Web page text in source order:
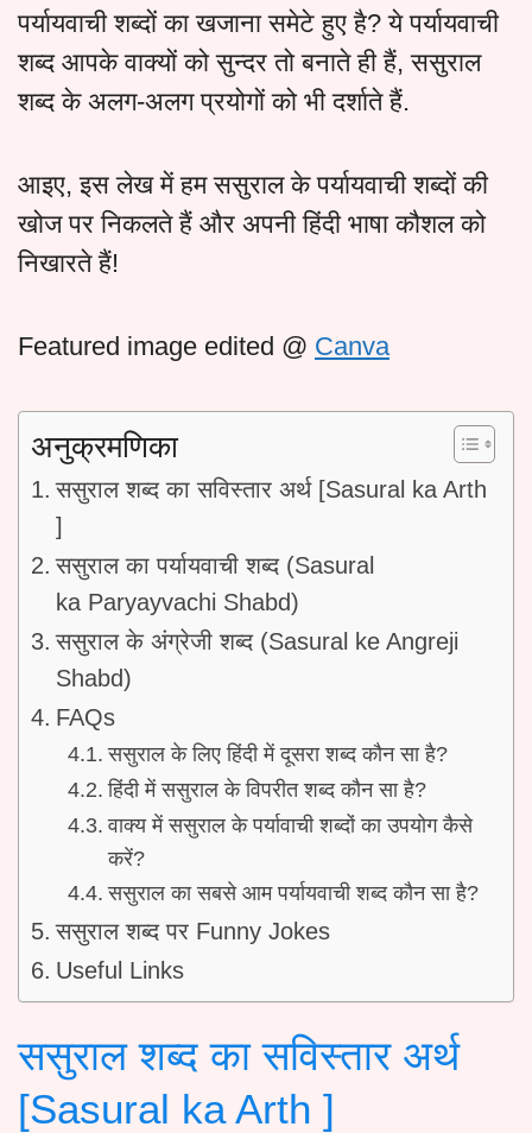
पर्यायवाची शब्दों का खजाना समेटे हुए है? ये पर्यायवाची
शब्द आपके वाक्यों को सुन्दर तो बनाते ही हैं, ससुराल
शब्द के अलग-अलग प्रयोगों को भी दर्शाते हैं.
आइए, इस लेख में हम ससुराल के पर्यायवाची शब्दों की
खोज पर निकलते हैं और अपनी हिंदी भाषा कौशल को
निखारते हैं!
Featured image edited @ Canva
अनुक्रमणिका
ससुराल शब्द का सविस्तार अर्थ [Sasural ka Arth
]
ससुराल का पर्यायवाची शब्द (Sasural
ka Paryayvachi Shabd)
ससुराल के अंग्रेजी शब्द (Sasural ke Angreji
Shabd)
FAQs
ससुराल के लिए हिंदी में दूसरा शब्द कौन सा है?
हिंदी में ससुराल के विपरीत शब्द कौन सा है?
वाक्य में ससुराल के पर्यावाची शब्दों का उपयोग कैसे
करें?
ससुराल का सबसे आम पर्यायवाची शब्द कौन सा है?
ससुराल शब्द पर Funny Jokes
Useful Links
ससुराल शब्द का सविस्तार अर्थ
[Sasural ka Arth ]